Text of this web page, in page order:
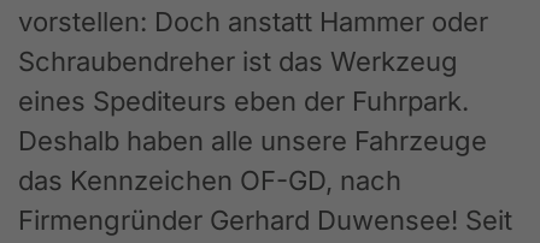
vorstellen: Doch anstatt Hammer oder
Schraubendreher ist das Werkzeug
eines Spediteurs eben der Fuhrpark.
Deshalb haben alle unsere Fahrzeuge
das Kennzeichen OF-GD, nach
Firmengründer Gerhard Duwensee! Seit